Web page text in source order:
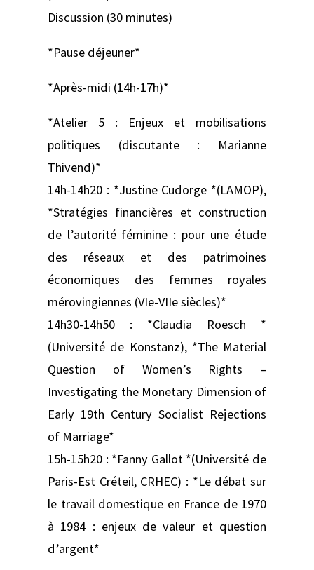
Discussion (30 minutes)
*Pause déjeuner*
*Après-midi (14h-17h)*
*Atelier 5 : Enjeux et mobilisations
politiques (discutante : Marianne
Thivend)*
14h-14h20 : *Justine Cudorge *(LAMOP),
*Stratégies financières et construction
de l’autorité féminine : pour une étude
des réseaux et des patrimoines
économiques des femmes royales
mérovingiennes (VIe-VIIe siècles)*
14h30-14h50 : *Claudia Roesch *
(Université de Konstanz), *The Material
Question of Women’s Rights –
Investigating the Monetary Dimension of
Early 19th Century Socialist Rejections
of Marriage*
15h-15h20 : *Fanny Gallot *(Université de
Paris-Est Créteil, CRHEC) : *Le débat sur
le travail domestique en France de 1970
à 1984 : enjeux de valeur et question
d’argent*